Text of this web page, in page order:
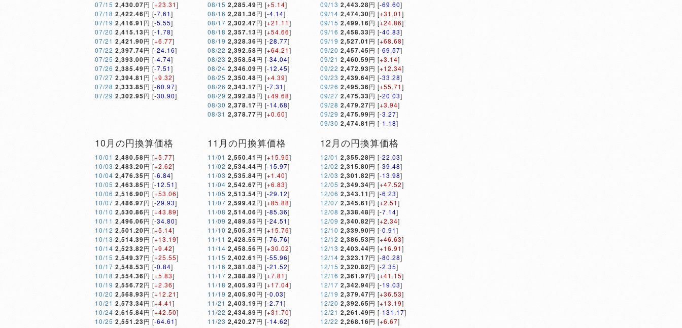
07/15 2,430.07円 [+23.31]
07/18 2,422.46円 [-7.61]
07/19 2,416.91 円 [-5.55]
07/20 2,415.13円 [-1.78]
07/21 2,421.90円 [+6.77]
07/22 2,397.74円 [-24.16]
07/25 2,393.00円 [-4.74]
07/26 2,385.49円 [-7.51]
07/27 2,394.81 円 [+9.32]
07/28 2,333.85円 [-60.97]
07/29 2,302.95円 [-30.90]
08/15 2,285.49円 [+5.14]
08/16 2,281.36円 [-4.14]
08/17 2,302.47円 [+21.11]
08/18 2,357.13円 [+54.66]
08/19 2,328.36円 [-28.77]
08/22 2,392.58円 [+64.21]
08/23 2,358.54円 [-34.04]
08/24 2,346.09円 [-12.45]
08/25 2,350.48円 [+4.39]
08/26 2,343.17円 [-7.31]
08/29 2,392.85円 [+49.68]
08/30 2,378.17円 [-14.68]
08/31 2,378.77円 [+0.60]
09/13 2,443.28円 [-69.60]
09/14 2,474.30円 [+31.01]
09/15 2,499.16円 [+24.86]
09/16 2,458.33円 [-40.83]
09/19 2,527.01 円 [+68.68]
09/20 2,457.45円 [-69.57]
09/21 2,460.59円 [+3.14]
09/22 2,472.93円 [+12.34]
09/23 2,439.64円 [-33.28]
09/26 2,495.36円 [+55.71]
09/27 2,475.33円 [-20.03]
09/28 2,479.27円 [+3.94]
09/29 2,475.99円 [-3.27]
09/30 2,474.81 円 [-1.18]
10月の円換算価格
10/01 2,480.58円 [+5.77]
10/03 2,483.20円 [+2.62]
10/04 2,476.35円 [-6.84]
10/05 2,463.85円 [-12.51]
10/06 2,516.90円 [+53.06]
10/07 2,486.97円 [-29.93]
10/10 2,530.86円 [+43.89]
10/11 2,496.06円 [-34.80]
10/12 2,501.20円 [+5.14]
10/13 2,514.39円 [+13.19]
10/14 2,523.82円 [+9.42]
10/15 2,549.37円 [+25.55]
10/17 2,548.53円 [-0.84]
10/18 2,554.36円 [+5.83]
10/19 2,556.72円 [+2.36]
10/20 2,568.93円 [+12.21]
10/21 2,573.34円 [+4.41]
10/24 2,615.84円 [+42.50]
10/25 2,551.23円 [-64.61]
11月の円換算価格
11/01 2,550.41 円 [+15.95]
11/02 2,534.44円 [-15.97]
11/03 2,535.84円 [+1.40]
11/04 2,542.67円 [+6.83]
11/05 2,513.54円 [-29.12]
11/07 2,599.42円 [+85.88]
11/08 2,514.06円 [-85.36]
11/09 2,489.55円 [-24.51]
11/10 2,505.31 円 [+15.76]
11/11 2,428.55円 [-76.76]
11/14 2,458.56円 [+30.02]
11/15 2,402.61 円 [-55.96]
11/16 2,381.08円 [-21.52]
11/17 2,388.89円 [+7.81]
11/18 2,405.93円 [+17.04]
11/19 2,405.90円 [-0.03]
11/21 2,403.19円 [-2.71]
11/22 2,434.89円 [+31.70]
11/23 2,420.27円 [-14.62]
12月の円換算価格
12/01 2,355.28円 [-22.03]
12/02 2,315.80円 [-39.48]
12/03 2,301.82円 [-13.98]
12/05 2,349.34円 [+47.52]
12/06 2,343.11 円 [-6.23]
12/07 2,345.61 円 [+2.51]
12/08 2,338.48円 [-7.14]
12/09 2,340.82円 [+2.34]
12/10 2,339.90円 [-0.91]
12/12 2,386.53円 [+46.63]
12/13 2,403.44円 [+16.91]
12/14 2,323.17円 [-80.28]
12/15 2,320.82円 [-2.35]
12/16 2,361.97円 [+41.15]
12/17 2,342.94円 [-19.03]
12/19 2,379.47円 [+36.53]
12/20 2,392.65円 [+13.19]
12/21 2,261.49円 [-131.17]
12/22 2,268.16円 [+6.67]